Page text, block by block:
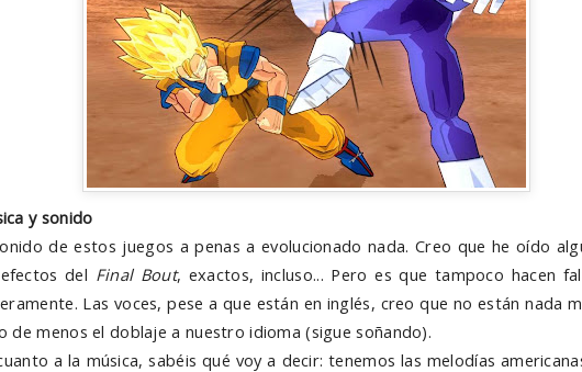
y sonido
de estos juegos a penas a evolucionado nada. Creo que he oído
del Final Bout, exactos, incluso... Pero es que tampoco hacen
Las voces, pese a que están en inglés, creo que no están nada
de menos el doblaje a nuestro idioma (sigue soñando).
a la música, sabéis qué voy a decir: tenemos las melodías